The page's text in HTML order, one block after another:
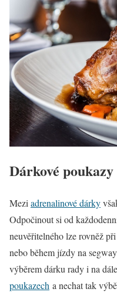
Dárkové
Mezi adrenalinové dárky
Odpočinout si od
neuvěřitelného lze rovněž
nebo během jízdy na
výběrem dárku rady i na
poukazech a nechat tak